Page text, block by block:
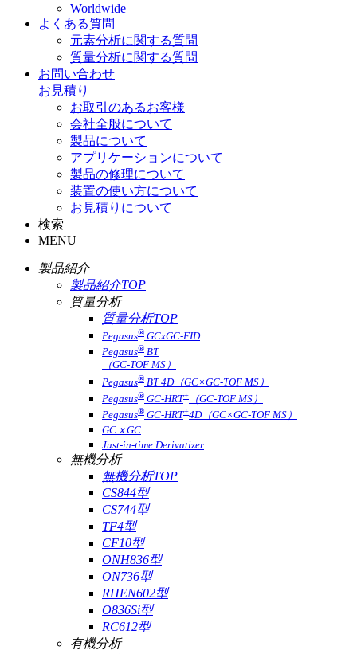
Worldwide
よくある質問
元素分析に関する質問
質量分析に関する質問
お問い合わせ
お見積り
お取引のあるお客様
会社全般について
製品について
アプリケーションについて
製品の修理について
装置の使い方について
お見積りについて
検索
MENU
製品紹介
製品紹介TOP
質量分析
質量分析TOP
Pegasus® GCxGC-FID
Pegasus® BT
（GC-TOF MS）
Pegasus® BT 4D（GC×GC-TOF MS）
Pegasus® GC-HRT+
（GC-TOF MS）
Pegasus® GC-HRT+4D（GC×GC-TOF MS）
GCｘGC
Just-in-time Derivatizer
無機分析
無機分析TOP
CS844型
CS744型
TF4型
CF10型
ONH836型
ON736型
RHEN602型
O836Si型
RC612型
有機分析